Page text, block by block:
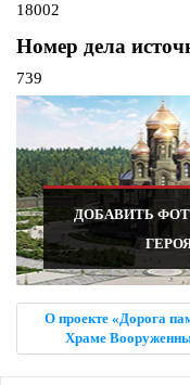
18002
Номер дела
739
ДОБАВИТЬ
О проекте «Дорога
Храме